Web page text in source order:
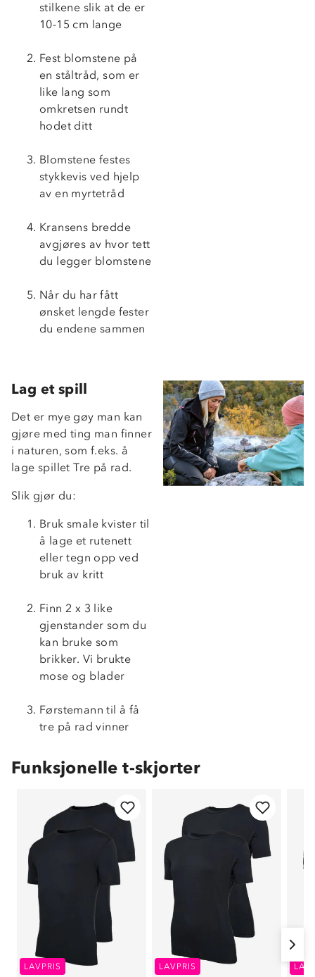
stilkene slik at de er
10-15 cm lange
Fest blomstene på
en ståltråd, som er
like lang som
omkretsen rundt
hodet ditt
Blomstene festes
stykkevis ved hjelp
av en myrtetråd
Kransens bredde
avgjøres av hvor tett
du legger blomstene
Når du har fått
ønsket lengde fester
du endene sammen
Lag et spill
Det er mye gøy man kan
gjøre med ting man finner
i naturen, som f.eks. å
lage spillet Tre på rad.
Slik gjør du:
Bruk smale kvister til
å lage et rutenett
eller tegn opp ved
bruk av kritt
Finn 2 x 3 like
gjenstander som du
kan bruke som
brikker. Vi brukte
mose og blader
Førstemann til å få
tre på rad vinner
Funksjonelle t-skjorter
LAVPRIS LAVPRIS